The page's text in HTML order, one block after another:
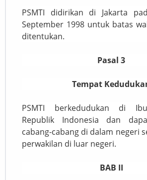
PSMTI didirikan di Jakarta
September 1998 untuk batas
ditentukan.
Pasal 3
Tempat
PSMTI berkedudukan di
Republik Indonesia dan
cabang-cabang di dalam negeri
perwakilan di luar negeri.
BAB II